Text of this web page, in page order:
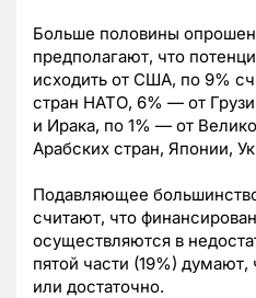
Больше половины
предполагают, что
исходить от США, по 9%
стран НАТО, 6% — от
и Ирака, по 1% — от
Арабских стран, Японии,
Подавляющее
считают, что
осуществляются в
пятой части (19%) думают,
или достаточно.